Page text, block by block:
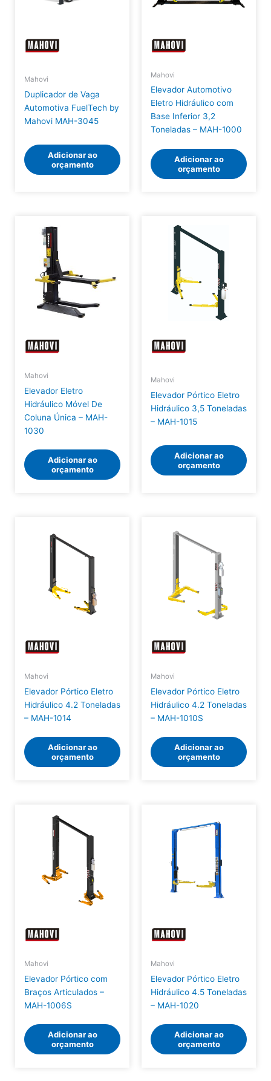
Mahovi
Duplicador de Vaga
Automotiva FuelTech by
Mahovi MAH-3045
Adicionar ao
orçamento
Mahovi
Elevador Automotivo
Eletro Hidráulico com
Base Inferior 3,2
Toneladas – MAH-1000
Adicionar ao
orçamento
Mahovi
Elevador Eletro
Hidráulico Móvel De
Coluna Única – MAH-
1030
Adicionar ao
orçamento
Mahovi
Elevador Pórtico Eletro
Hidráulico 3,5 Toneladas
– MAH-1015
Adicionar ao
orçamento
Mahovi
Elevador Pórtico Eletro
Hidráulico 4.2 Toneladas
– MAH-1014
Adicionar ao
orçamento
Mahovi
Elevador Pórtico Eletro
Hidráulico 4.2 Toneladas
– MAH-1010S
Adicionar ao
orçamento
Mahovi
Elevador Pórtico com
Braços Articulados –
MAH-1006S
Adicionar ao
orçamento
Mahovi
Elevador Pórtico Eletro
Hidráulico 4.5 Toneladas
– MAH-1020
Adicionar ao
orçamento